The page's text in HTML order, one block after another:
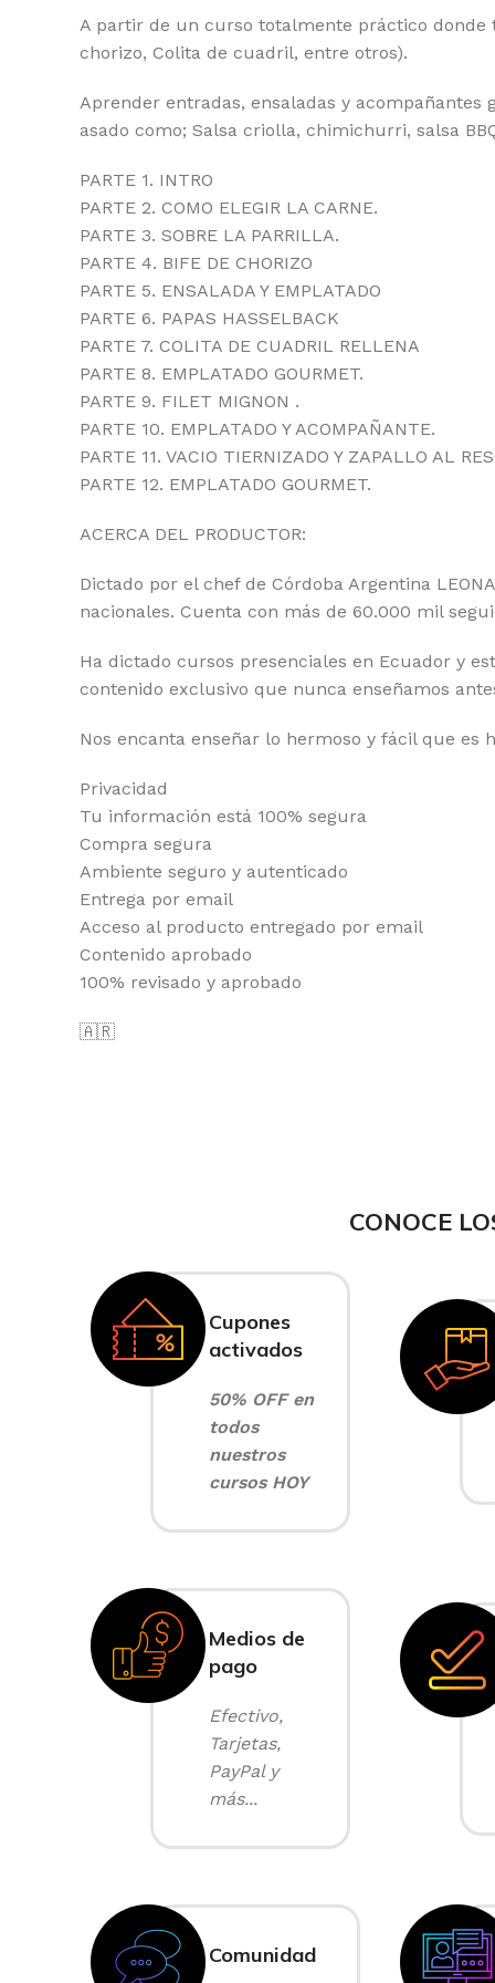
A partir de un curso totalmente práctico donde
chorizo, Colita de cuadril, entre otros).
Aprender entradas, ensaladas y
asado como; Salsa criolla, chimichurri, salsa
PARTE 1. INTRO
PARTE 2. COMO ELEGIR LA CARNE.
PARTE 3. SOBRE LA PARRILLA.
PARTE 4. BIFE DE CHORIZO
PARTE 5. ENSALADA Y EMPLATADO
PARTE 6. PAPAS HASSELBACK
PARTE 7. COLITA DE CUADRIL RELLENA
PARTE 8. EMPLATADO GOURMET.
PARTE 9. FILET MIGNON .
PARTE 10. EMPLATADO Y ACOMPAÑANTE.
PARTE 11. VACIO TIERNIZADO Y ZAPALLO AL
PARTE 12. EMPLATADO GOURMET.
ACERCA DEL PRODUCTOR:
Dictado por el chef de Córdoba Argentina
nacionales. Cuenta con más de 60.000 mil
Ha dictado cursos presenciales en Ecuador y
contenido exclusivo que nunca enseñamos
Nos encanta enseñar lo hermoso y fácil que es
Privacidad
Tu información está 100% segura
Compra segura
Ambiente seguro y autenticado
Entrega por email
Acceso al producto entregado por email
Contenido aprobado
100% revisado y aprobado
🇦🇷
CONOCE
Cupones
activados
50% OFF en
todos
nuestros
cursos HOY
Medios de
pago
Efectivo,
Tarjetas,
PayPal y
más...
Comunidad